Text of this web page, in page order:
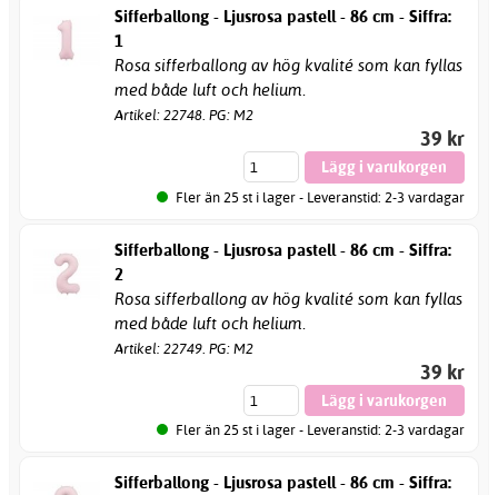
Sifferballong - Ljusrosa pastell - 86 cm - Siffra:
1
Rosa sifferballong av hög kvalité som kan fyllas
med både luft och helium.
Artikel: 22748. PG: M2
39 kr
Fler än 25 st i lager - Leveranstid: 2-3 vardagar
Sifferballong - Ljusrosa pastell - 86 cm - Siffra:
2
Rosa sifferballong av hög kvalité som kan fyllas
med både luft och helium.
Artikel: 22749. PG: M2
39 kr
Fler än 25 st i lager - Leveranstid: 2-3 vardagar
Sifferballong - Ljusrosa pastell - 86 cm - Siffra: